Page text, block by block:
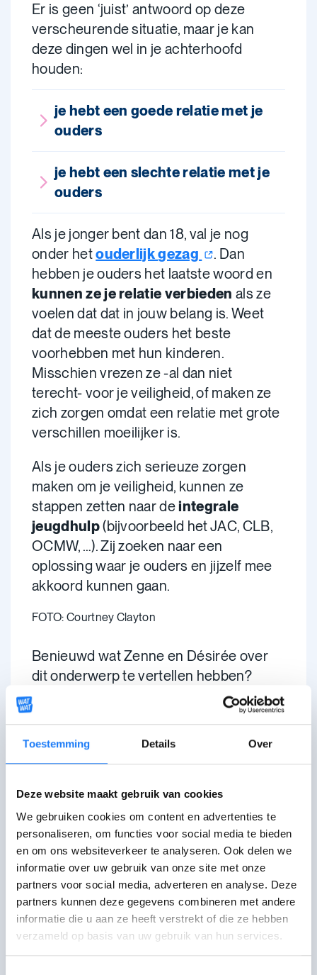
Toestemming Details Over
Deze website maakt gebruik van cookies
We gebruiken cookies om content en advertenties te
personaliseren, om functies voor social media te bieden
en om ons websiteverkeer te analyseren. Ook delen we
informatie over uw gebruik van onze site met onze
partners voor social media, adverteren en analyse. Deze
partners kunnen deze gegevens combineren met andere
informatie die u aan ze heeft verstrekt of die ze hebben
verzameld op basis van uw gebruik van hun services.
Er is geen ‘juist’ antwoord op deze
verscheurende situatie, maar je kan
deze dingen wel in je achterhoofd
houden:
je hebt een goede relatie met je
ouders
je hebt een slechte relatie met je
ouders
Als je jonger bent dan 18, val je nog
onder hetouderlijkgezag
. Dan
hebben je ouders het laatste woord en
kunnen ze je relatie verbieden als ze
voelen dat dat in jouw belang is. Weet
dat de meeste ouders het beste
voorhebben met hun kinderen.
Misschien vrezen ze -al dan niet
terecht- voor je veiligheid, of maken ze
zich zorgen omdat een relatie met grote
verschillen moeilijker is.
Als je ouders zich serieuze zorgen
maken om je veiligheid, kunnen ze
stappen zetten naar deintegrale
jeugdhulp(bijvoorbeeld het JAC, CLB,
OCMW, …). Zij zoeken naar een
oplossing waar je ouders en jijzelf mee
akkoord kunnen gaan.
FOTO: Courtney Clayton
Benieuwd wat Zenne en Désirée over
dit onderwerp te vertellen hebben?
Praat erover
opent om 18:00
Chat met Awel